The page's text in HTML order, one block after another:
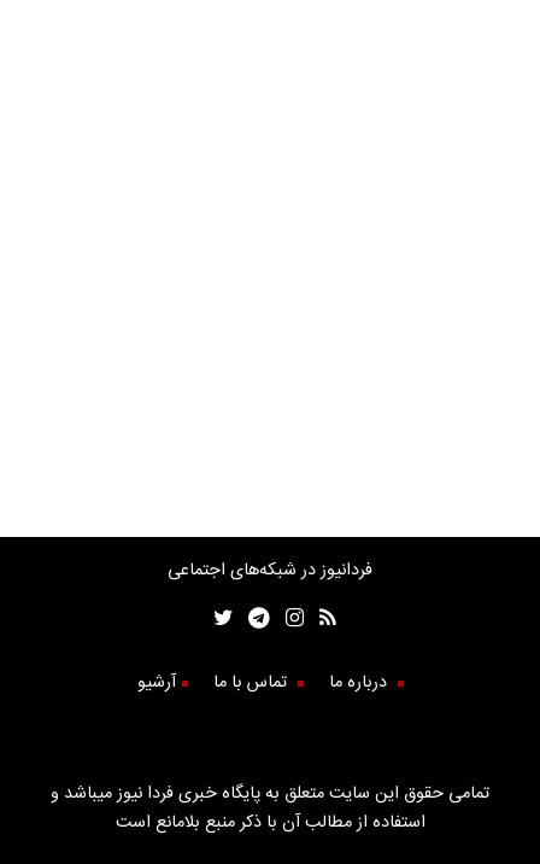
فردانیوز در شبکه‌های اجتماعی
درباره ما تماس با ما آرشیو
تمامی حقوق این سایت متعلق به پایگاه خبری فردا نیوز میباشد و
استفاده از مطالب آن با ذکر منبع بلامانع است